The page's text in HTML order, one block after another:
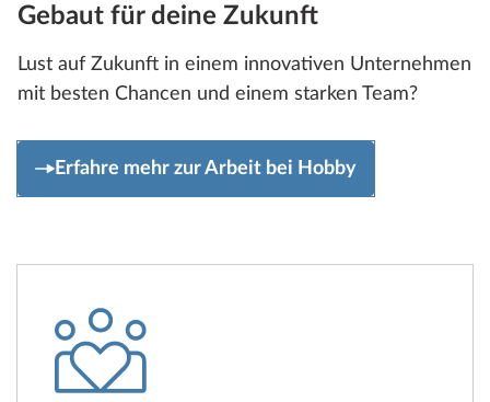
Gebaut für deine Zukunft
Lust auf Zukunft in einem innovativen Unternehmen
mit besten Chancen und einem starken Team?
Erfahre mehr zur Arbeit bei Hobby